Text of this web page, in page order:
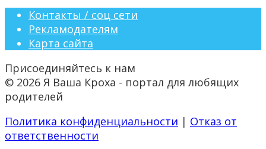
Контакты / соц сети
Рекламодателям
Карта сайта
Присоединяйтесь к нам
© 2026 Я Ваша Кроха - портал для любящих
родителей
Политика конфиденциальности | Отказ от
ответственности